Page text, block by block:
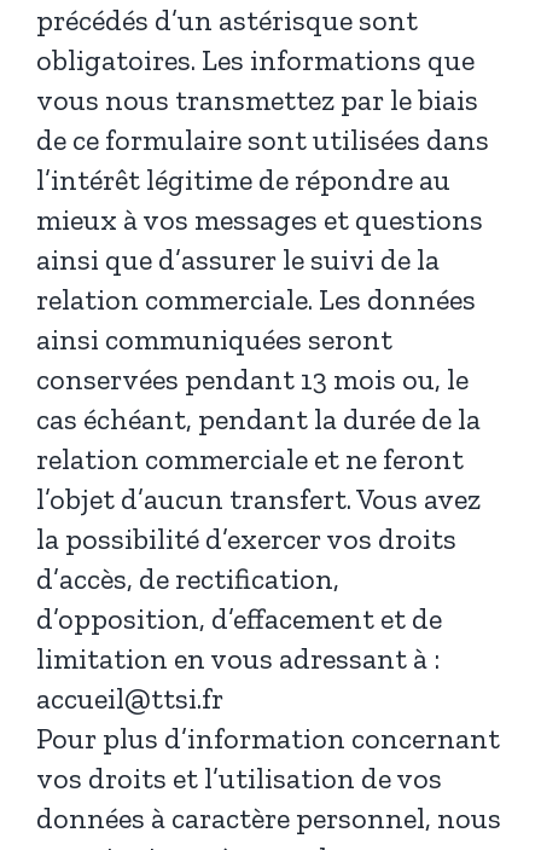
précédés d’un astérisque sont
obligatoires. Les informations que
vous nous transmettez par le biais
de ce formulaire sont utilisées dans
l’intérêt légitime de répondre au
mieux à vos messages et questions
ainsi que d’assurer le suivi de la
relation commerciale. Les données
ainsi communiquées seront
conservées pendant 13 mois ou, le
cas échéant, pendant la durée de la
relation commerciale et ne feront
l’objet d’aucun transfert. Vous avez
la possibilité d’exercer vos droits
d’accès, de rectification,
d’opposition, d’effacement et de
limitation en vous adressant à :
accueil@ttsi.fr
Pour plus d’information concernant
vos droits et l’utilisation de vos
données à caractère personnel, nous